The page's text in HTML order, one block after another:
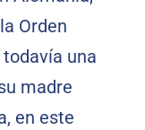
Orden
una
madre
en este